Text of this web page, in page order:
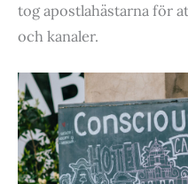
tog apostlahästarna för
och kanaler.